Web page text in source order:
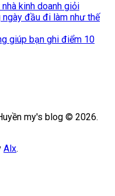
kinh doanh giỏi
đầu đi làm như thế
giúp bạn ghi điểm 10
my's blog © 2026.
Alx.